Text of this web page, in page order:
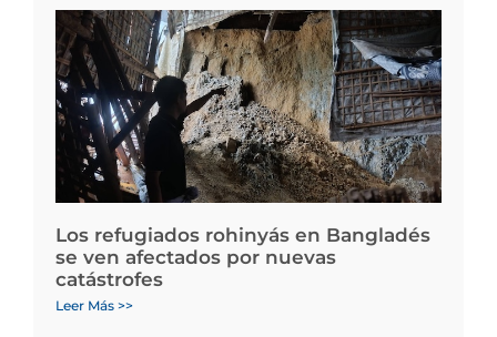
Los refugiados rohinyás en Bangladés
se ven afectados por nuevas
catástrofes
Leer Más >>